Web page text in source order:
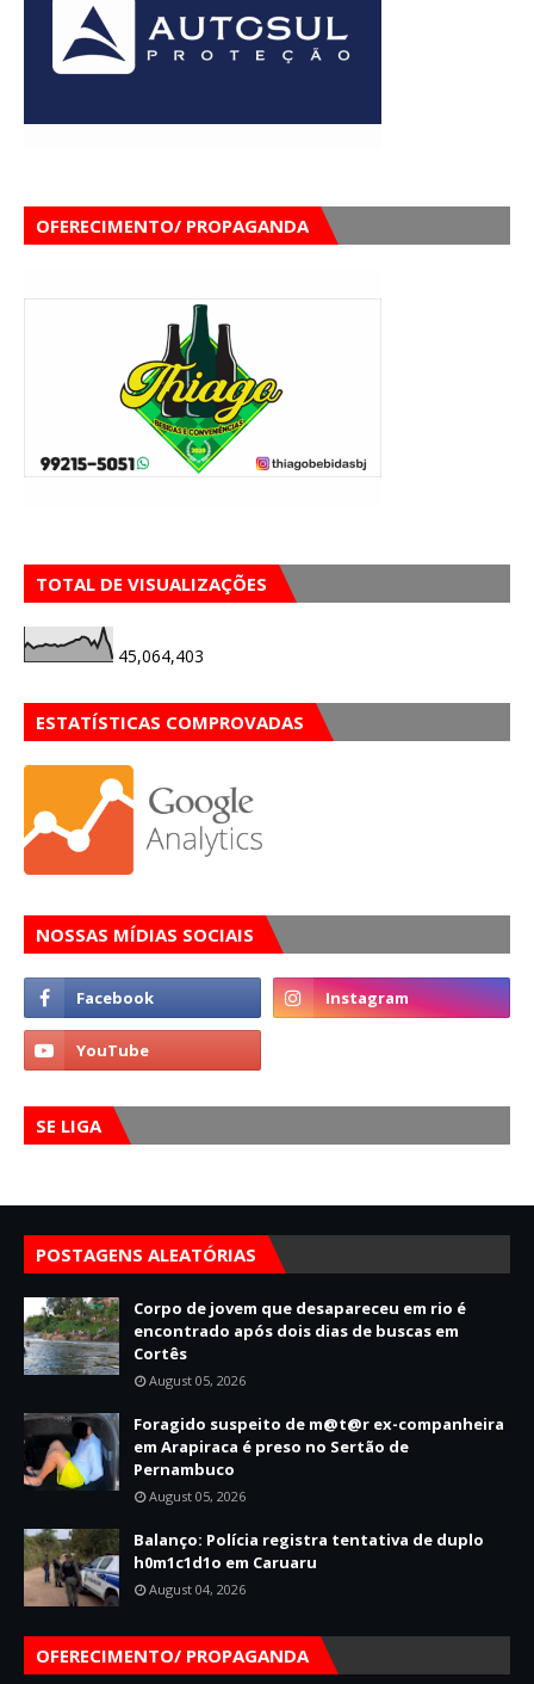
OFERECIMENTO/ PROPAGANDA
TOTAL DE VISUALIZAÇÕES
45,064,403
ESTATÍSTICAS COMPROVADAS
NOSSAS MÍDIAS SOCIAIS
SE LIGA
POSTAGENS ALEATÓRIAS
Corpo de jovem que desapareceu em rio é
encontrado após dois dias de buscas em
Cortês
August 05, 2026
Foragido suspeito de m@t@r ex-companheira
em Arapiraca é preso no Sertão de
Pernambuco
August 05, 2026
Balanço: Polícia registra tentativa de duplo
h0m1c1d1o em Caruaru
August 04, 2026
OFERECIMENTO/ PROPAGANDA